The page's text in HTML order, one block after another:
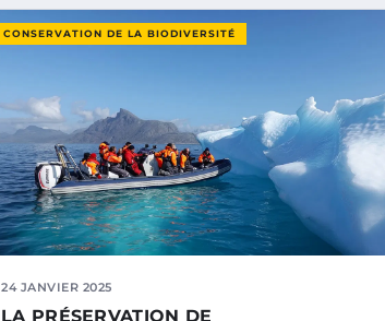
CONSERVATION DE LA BIODIVERSITÉ
24 JANVIER 2025
LA PRÉSERVATION DE